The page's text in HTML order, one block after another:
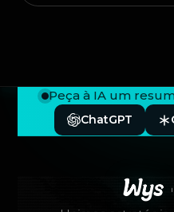
Peça à IA um
ChatGPT